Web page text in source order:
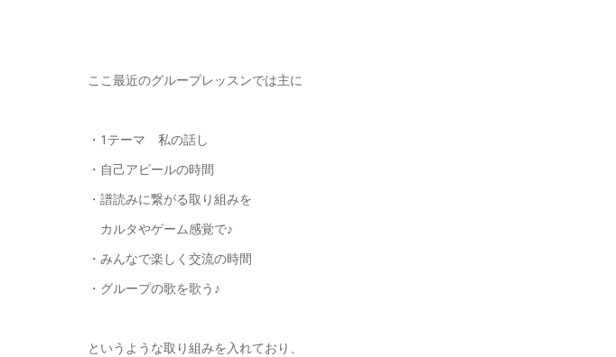
ここ最近のグループレッスンでは主に
・1テーマ 私の話し
・自己アピールの時間
・譜読みに繋がる取り組みを
カルタやゲーム感覚で♪
・みんなで楽しく交流の時間
・グループの歌を歌う♪
というような取り組みを入れており、